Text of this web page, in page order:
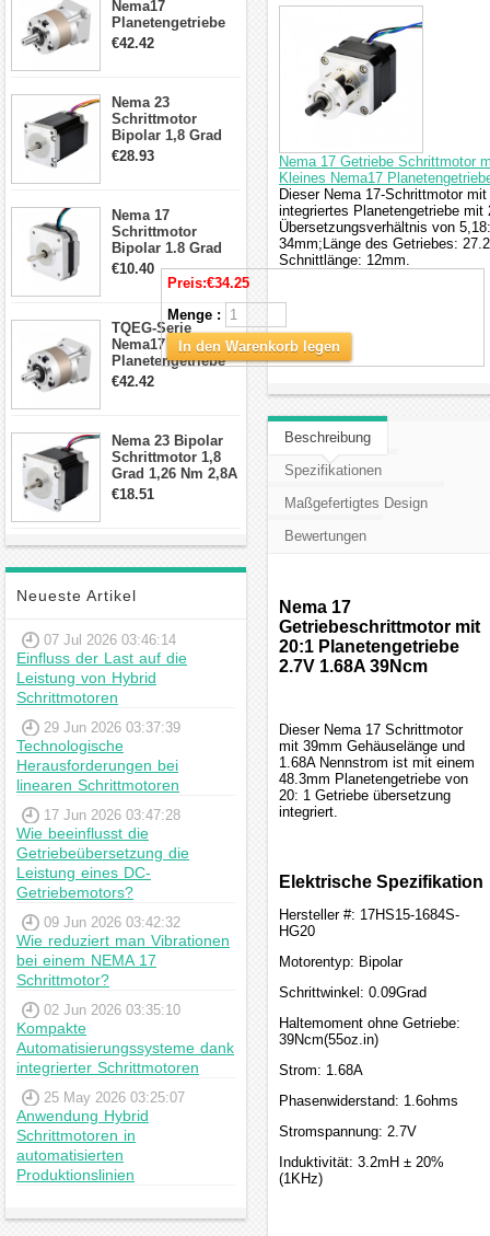
Nema17
Planetengetriebe
5:1 Spiel 15Arc-
€42.42
Nema 23
Schrittmotor
Bipolar 1,8 Grad
2,83Nm 4 A 2,26V
€28.93
Nema 17
Schrittmotor
Bipolar 1.8 Grad
8.7Ncm 1A 3.5V 4
Draden Hybrid-
€10.40
TQEG-Serie
Nema17
Planetengetriebe
10:1 Spiel 15Arc-
€42.42
Nema 23 Bipolar
Schrittmotor 1,8
Grad 1,26 Nm 2,8A
2,5V 4 Drähte
€18.51
Neueste Artikel
07 Jul 2026 03:46:14
Einfluss der Last auf die
Leistung von Hybrid
Schrittmotoren
29 Jun 2026 03:37:39
Technologische
Herausforderungen bei
linearen Schrittmotoren
17 Jun 2026 03:47:28
Wie beeinflusst die
Getriebeübersetzung die
Leistung eines DC-
Getriebemotors?
09 Jun 2026 03:42:32
Wie reduziert man Vibrationen
bei einem NEMA 17
Schrittmotor?
02 Jun 2026 03:35:10
Kompakte
Automatisierungssysteme dank
integrierter Schrittmotoren
25 May 2026 03:25:07
Anwendung Hybrid
Schrittmotoren in
automatisierten
Produktionslinien
Nema 17 Getriebe Schrittmotor
Kleines Nema17
Dieser Nema 17-Schrittmotor
integriertes Planetengetriebe
Übersetzungsverhältnis von
34mm;Länge des Getriebes:
Schnittlänge: 12mm.
Preis:€34.25
Menge :
In den Warenkorb legen
Beschreibung
Spezifikationen
Maßgefertigtes Design
Bewertungen
Nema 17
Getriebeschrittmotor mit
20:1 Planetengetriebe
2.7V 1.68A 39Ncm
Dieser Nema 17 Schrittmotor
mit 39mm Gehäuselänge und
1.68A Nennstrom ist mit einem
48.3mm Planetengetriebe von
20: 1 Getriebe übersetzung
integriert.
Elektrische Spezifikation
Hersteller #: 17HS15-1684S-
HG20
Motorentyp: Bipolar
Schrittwinkel: 0.09Grad
Haltemoment ohne Getriebe:
39Ncm(55oz.in)
Strom: 1.68A
Phasenwiderstand: 1.6ohms
Stromspannung: 2.7V
Induktivität: 3.2mH ± 20%
(1KHz)